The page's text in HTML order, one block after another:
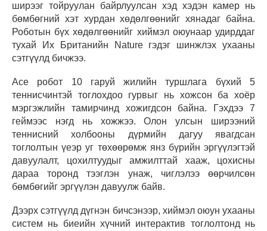
ширээг тойруулан байрлуулсан хэд хэдэн камер нь
бөмбөгний хэт хурдан хөдөлгөөнийг хянадаг байна.
Роботын бүх хөдөлгөөнийг хиймэл оюунаар удирддаг
тухай Их Британийн Nature гэдэг шинжлэх ухааны
сэтгүүлд бичжээ.
Ace робот 10 гаруй жилийн туршлага бүхий 5
теннисчинтэй тоглохдоо гурвыг нь хожсон ба хоёр
мэргэжлийн тамирчинд хожигдсон байна. Гэхдээ 7
геймээс нэгд нь хожжээ. Олон улсын ширээний
теннисний холбооны дүрмийн дагуу явагдсан
тоглолтын үеэр уг төхөөрөмж янз бүрийн эргүүлэгтэй
давуулалт, цохилтуудыг амжилттай хааж, цохисны
дараа торонд тээглэн унаж, чиглэлээ өөрчилсөн
бөмбөгийг эргүүлэн давуулж байв.
Дээрх сэтгүүлд дүгнэн бичсэнээр, хиймэл оюун ухааны
систем нь биеийн хүчний интерактив тоглолтонд нь